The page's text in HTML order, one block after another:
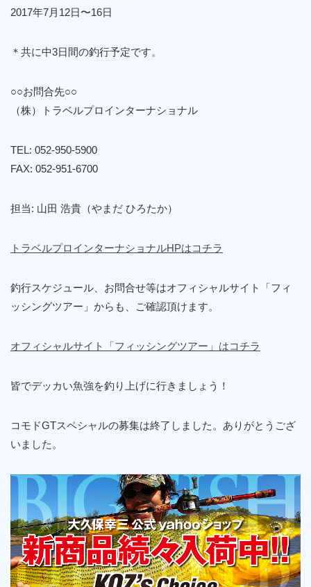
2017年7月12日〜16日
＊共に中3日間の釣行予定です。
○○お問合先○○
（株）トラベルプロインターナショナル
TEL: 052-950-5900
FAX: 052-951-6700
担当: 山田 浩貴（やまだ ひろたか）
トラベルプロインターナショナルHPはコチラ
釣行スケジュール、お問合せ等はオフィシャルサイト「フィ
ッシングツアー」からも、ご確認頂けます。
オフィシャルサイト「フィッシングツアー」はコチラ
皆でデッカい魚強を釣り上げに行きましょう！
コモドGTスペシャルの募集は終了しました。ありがとうござ
いました。